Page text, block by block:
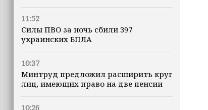
11:52
Силы ПВО за ночь сбили 397
украинских БПЛА
10:37
Минтруд предложил расширить круг
лиц, имеющих право на две пенсии
10:26